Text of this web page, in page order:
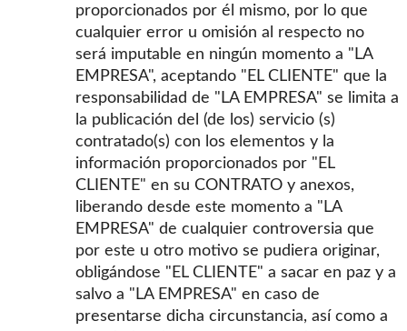
proporcionados por él mismo, por lo que
cualquier error u omisión al respecto no
será imputable en ningún momento a "LA
EMPRESA", aceptando "EL CLIENTE" que la
responsabilidad de "LA EMPRESA" se limita a
la publicación del (de los) servicio (s)
contratado(s) con los elementos y la
información proporcionados por "EL
CLIENTE" en su CONTRATO y anexos,
liberando desde este momento a "LA
EMPRESA" de cualquier controversia que
por este u otro motivo se pudiera originar,
obligándose "EL CLIENTE" a sacar en paz y a
salvo a "LA EMPRESA" en caso de
presentarse dicha circunstancia, así como a